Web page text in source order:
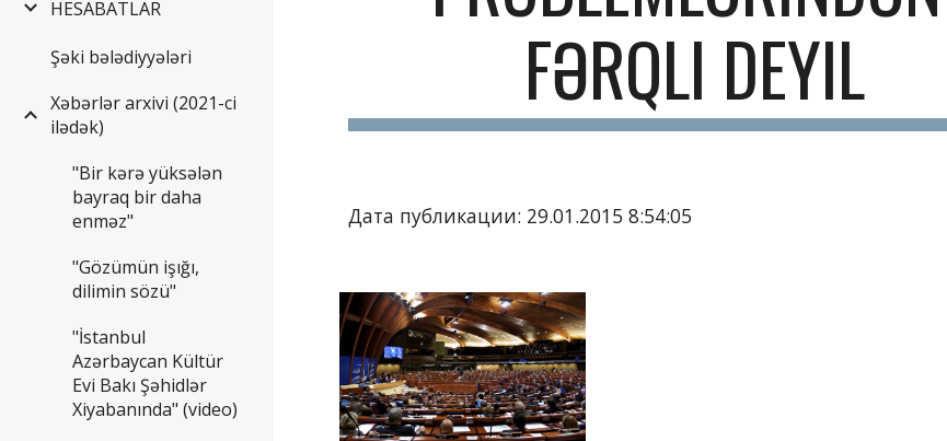
HESABATLAR
Şəki bələdiyyələri
Xəbərlər arxivi (2021-ci
ilədək)
"Bir kərə yüksələn
bayraq bir daha
enməz"
"Gözümün işığı,
dilimin sözü"
"İstanbul
Azərbaycan Kültür
Evi Bakı Şəhidlər
Xiyabanında" (video)
FƏRQLI DEYIL
Дата публикации: 29.01.2015 8:54:05